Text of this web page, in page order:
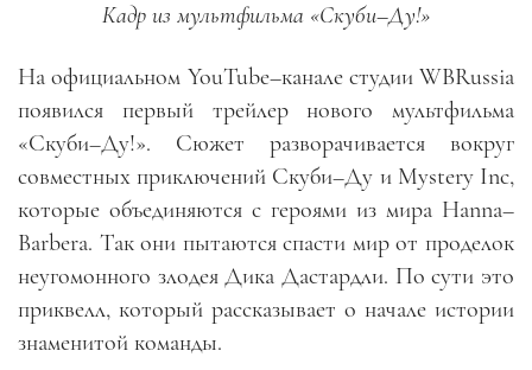
Кадр из мультфильма «Скуби–Ду!»
На официальном YouTube–канале студии WBRussia
появился первый трейлер нового мультфильма
«Скуби–Ду!». Сюжет разворачивается вокруг
совместных приключений Скуби–Ду и Mystery Inc,
которые объединяются с героями из мира Hanna–
Barbera. Так они пытаются спасти мир от проделок
неугомонного злодея Дика Дастардли. По сути это
приквелл, который рассказывает о начале истории
знаменитой команды.